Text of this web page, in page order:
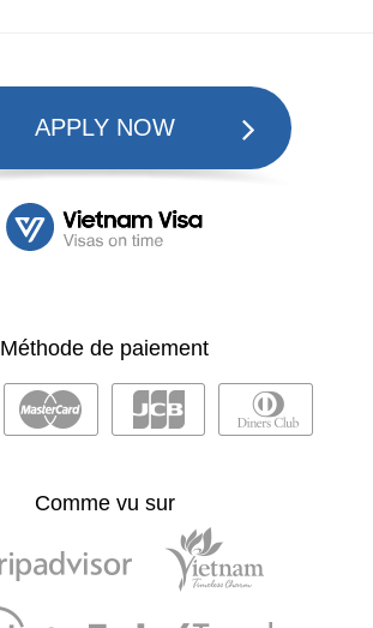
APPLY NOW
Méthode de paiement
Comme vu sur